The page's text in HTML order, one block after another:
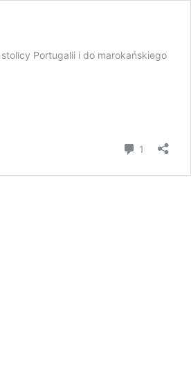
Portugalii i do marokańskiego
1 komentarz